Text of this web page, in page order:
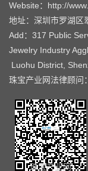
Website：http://
地址：深圳市罗湖区
Add：317 Public
Jewelry Industry
Luohu District,
珠宝产业网法律顾问
珠宝产业网